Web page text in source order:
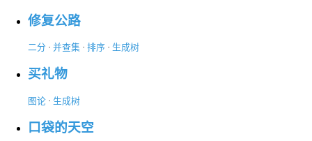
修复公路
二分 · 并查集 · 排序 · 生成树
买礼物
图论 · 生成树
口袋的天空